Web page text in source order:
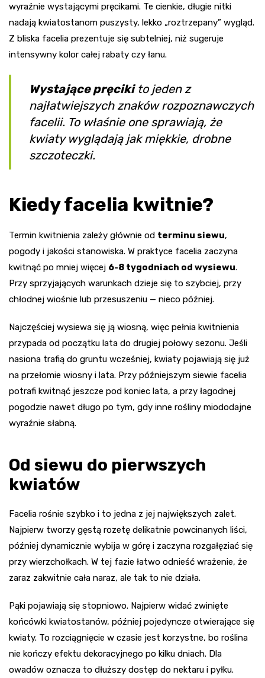
wyraźnie wystającymi pręcikami. Te cienkie, długie nitki
nadają kwiatostanom puszysty, lekko „roztrzepany” wygląd.
Z bliska facelia prezentuje się subtelniej, niż sugeruje
intensywny kolor całej rabaty czy łanu.
Wystające pręcikito jeden z
najłatwiejszych znaków rozpoznawczych
facelii. To właśnie one sprawiają, że
kwiaty wyglądają jak miękkie, drobne
szczoteczki.
Kiedy facelia kwitnie?
Termin kwitnienia zależy głównie od terminu siewu,
pogody i jakości stanowiska. W praktyce facelia zaczyna
kwitnąć po mniej więcej 6-8 tygodniach od wysiewu.
Przy sprzyjających warunkach dzieje się to szybciej, przy
chłodnej wiośnie lub przesuszeniu — nieco później.
Najczęściej wysiewa się ją wiosną, więc pełnia kwitnienia
przypada od początku lata do drugiej połowy sezonu. Jeśli
nasiona trafią do gruntu wcześniej, kwiaty pojawiają się już
na przełomie wiosny i lata. Przy późniejszym siewie facelia
potrafi kwitnąć jeszcze pod koniec lata, a przy łagodnej
pogodzie nawet długo po tym, gdy inne rośliny miododajne
wyraźnie słabną.
Od siewu do pierwszych
kwiatów
Facelia rośnie szybko i to jedna z jej największych zalet.
Najpierw tworzy gęstą rozetę delikatnie powcinanych liści,
później dynamicznie wybija w górę i zaczyna rozgałęziać się
przy wierzchołkach. W tej fazie łatwo odnieść wrażenie, że
zaraz zakwitnie cała naraz, ale tak to nie działa.
Pąki pojawiają się stopniowo. Najpierw widać zwinięte
końcówki kwiatostanów, później pojedyncze otwierające się
kwiaty. To rozciągnięcie w czasie jest korzystne, bo roślina
nie kończy efektu dekoracyjnego po kilku dniach. Dla
owadów oznacza to dłuższy dostęp do nektaru i pyłku.